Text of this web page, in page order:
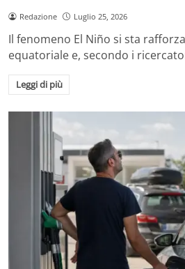
Redazione Luglio 25, 2026
Il fenomeno El Niño si sta
equatoriale e, secondo i
Leggi di più